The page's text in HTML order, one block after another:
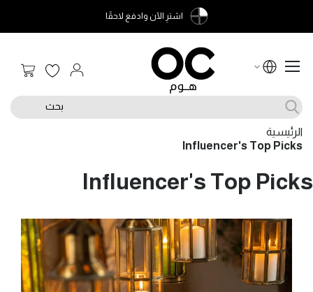
اشترِ الآن وادفع لاحقًا
سلة
بحث
الرئيسية
Influencer's Top Picks
Influencer's Top Picks